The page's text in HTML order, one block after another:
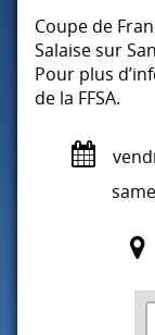
Coupe de
Salaise sur
Pour plus
de la FFSA.